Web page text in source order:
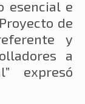
esencial e
de
y
a
expresó